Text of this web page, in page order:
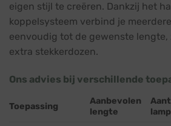
eigen stijl te creëren. Dankzij het
koppelsysteem verbind je
eenvoudig tot de gewenste lengte,
extra stekkerdozen.
Ons advies bij verschillende
Toepassing
Aanbevolen
lengte